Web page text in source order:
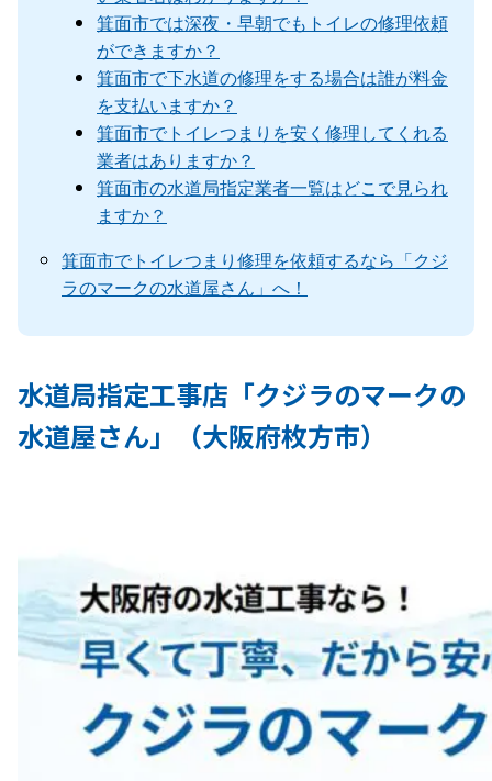
箕面市では深夜・早朝でもトイレの修理依頼
ができますか？
箕面市で下水道の修理をする場合は誰が料金
を支払いますか？
箕面市でトイレつまりを安く修理してくれる
業者はありますか？
箕面市の水道局指定業者一覧はどこで見られ
ますか？
箕面市でトイレつまり修理を依頼するなら「クジ
ラのマークの水道屋さん」へ！
水道局指定工事店「クジラのマークの
水道屋さん」（大阪府枚方市）